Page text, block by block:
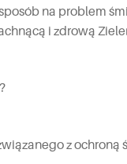
na problem
i zdrową
z ochroną